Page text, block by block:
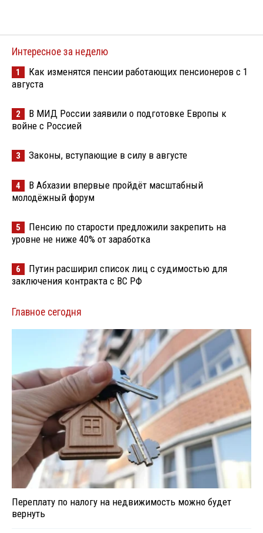
Интересное за неделю
1
Как изменятся пенсии работающих пенсионеров с 1
августа
2
В МИД России заявили о подготовке Европы к
войне с Россией
3 Законы, вступающие в силу в августе
4
В Абхазии впервые пройдёт масштабный
молодёжный форум
5
Пенсию по старости предложили закрепить на
уровне не ниже 40% от заработка
6
Путин расширил список лиц с судимостью для
заключения контракта с ВС РФ
Главное сегодня
Переплату по налогу на недвижимость можно будет
вернуть